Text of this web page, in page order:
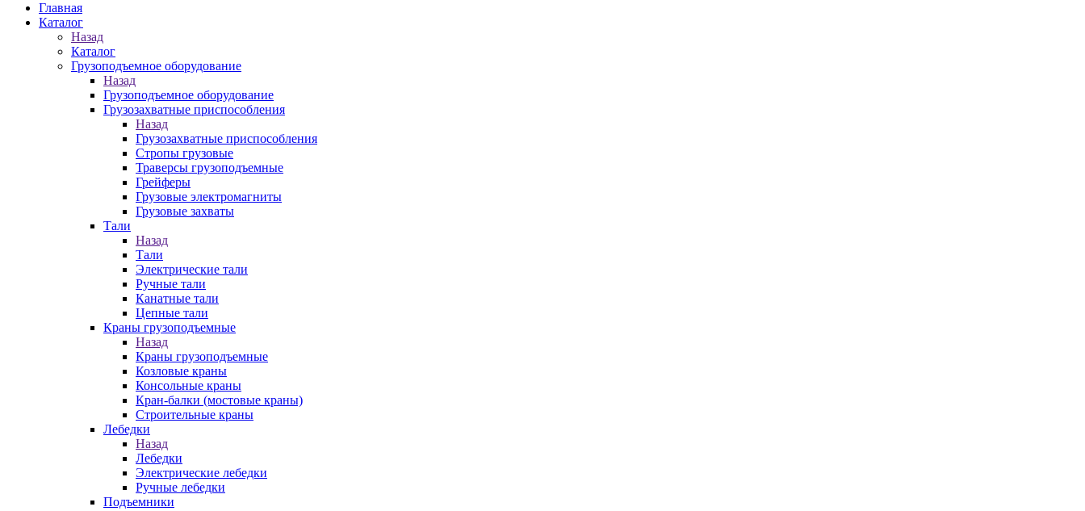
Главная
Каталог
Назад
Каталог
Грузоподъемное оборудование
Назад
Грузоподъемное оборудование
Грузозахватные приспособления
Назад
Грузозахватные приспособления
Стропы грузовые
Траверсы грузоподъемные
Грейферы
Грузовые электромагниты
Грузовые захваты
Тали
Назад
Тали
Электрические тали
Ручные тали
Канатные тали
Цепные тали
Краны грузоподъемные
Назад
Краны грузоподъемные
Козловые краны
Консольные краны
Кран-балки (мостовые краны)
Строительные краны
Лебедки
Назад
Лебедки
Электрические лебедки
Ручные лебедки
Подъемники